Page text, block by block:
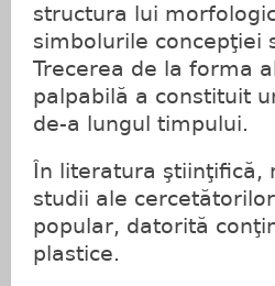
structura lui
simbolurile concepţiei
Trecerea de la forma
palpabilă a constituit
de-a lungul timpului.
În literatura
studii ale
popular, datorită
plastice.